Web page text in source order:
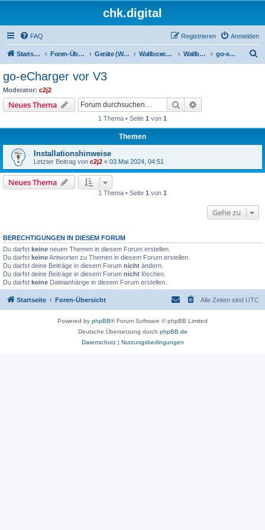
chk.digital
FAQ Anmelden
Registrieren
Startseite Foren-Übersicht Geräte (Wallboxen, Stromquellen, Autos) Wallboxen & Funkschalter Wallboxen ohne Phasenlimitierung go-eCharger vor V3
go-eCharger vor V3
Moderator: c2j2
Neues Thema Suche
1 Thema • Seite 1 von 1
Themen
Installationshinweise
Letzter Beitrag von c2j2 « 03.Mai 2024, 04:51
Neues Thema
1 Thema • Seite 1 von 1
Gehe zu
BERECHTIGUNGEN IN DIESEM FORUM
Du darfst keine neuen Themen in diesem Forum erstellen.
Du darfst keineAntworten zu Themen in diesem Forum erstellen.
Du darfst deine Beiträge in diesem Forum nicht ändern.
Du darfst deine Beiträge in diesem Forum nicht löschen.
Du darfst keine Dateianhänge in diesem Forum erstellen.
Startseite Foren-Übersicht Alle Zeiten sind UTC
Powered by phpBB® Forum Software © phpBB Limited
Deutsche Übersetzung durch phpBB.de
Datenschutz| Nutzungsbedingungen